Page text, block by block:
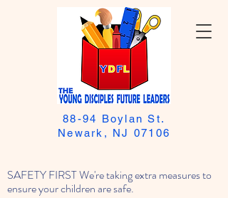
SAFETY FIRST We're taking extra measures to
ensure your children are safe.
88-94 Boylan St.
Newark, NJ 07106